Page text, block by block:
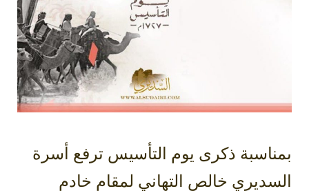
بمناسبة ذكرى يوم التأسيس ترفع أسرة
السديري خالص التهاني لمقام خادم